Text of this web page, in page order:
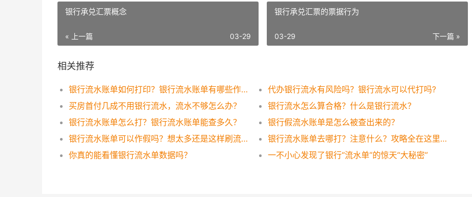
银行承兑汇票概念
« 上一篇 03-29
银行承兑汇票的票据行为
下一篇 »
03-29
相关推荐
银行流水账单如何打印？银行流水账单有哪些作用？
代办银行流水有风险吗？银行流水可以代打吗?
买房首付几成不用银行流水，流水不够怎么办？
银行流水怎么算合格？什么是银行流水？
银行流水账单怎么打？银行流水账单能查多久？
银行假流水账单是怎么被查出来的？
银行流水账单可以作假吗？想太多还是这样刷流水才有效！
银行流水账单去哪打？注意什么？攻略全在这里，一看便知！
你真的能看懂银行流水单数据吗？
一不小心发现了银行“流水单”的惊天“大秘密”